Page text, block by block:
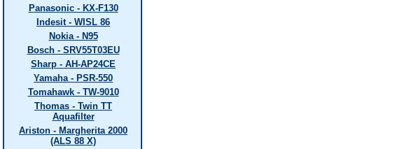
Panasonic - KX-F130
Indesit - WISL 86
Nokia - N95
Bosch - SRV55T03EU
Sharp - AH-AP24CE
Yamaha - PSR-550
Tomahawk - TW-9010
Thomas - Twin TT
Aquafilter
Ariston - Margherita 2000
(ALS 88 X)